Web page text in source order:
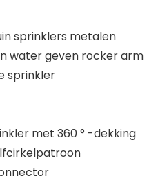
sprinklers metalen
water geven rocker arm
sprinkler
met 360 ° -dekking